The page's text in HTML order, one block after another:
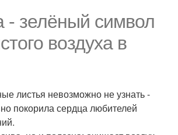
- зелёный символ
воздуха в
листья невозможно не узнать -
покорила сердца любителей